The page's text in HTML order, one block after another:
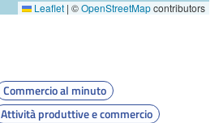
Leaflet | ©OpenStreetMapcontributors
Commercio al minuto
Attività produttive e commercio